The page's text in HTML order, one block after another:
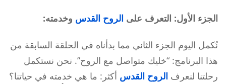
الجزء الأول: التعرف على الروح القدس وخدمته:
نُكمل اليوم الجزء الثاني مما بدأناه في الحلقة السابقة من
هذا البرنامج: “خليك متواصل مع الروح”. نحن نستكمل
رحلتنا لنعرف الروح القدس أكثر: ما هي خدمته في حياتنا؟